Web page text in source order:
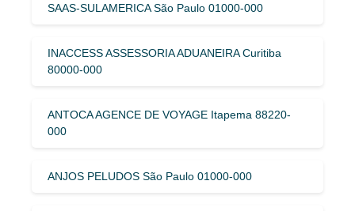
SAAS-SULAMERICA São Paulo 01000-000
INACCESS ASSESSORIA ADUANEIRA Curitiba
80000-000
ANTOCA AGENCE DE VOYAGE Itapema 88220-
000
ANJOS PELUDOS São Paulo 01000-000